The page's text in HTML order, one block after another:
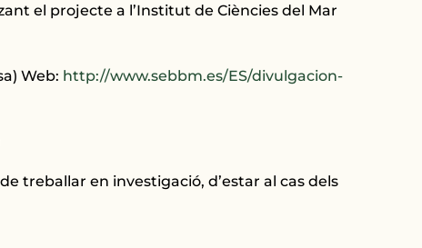
el projecte a l’Institut de Ciències del Mar
Web: http://www.sebbm.es/ES/divulgacion-
treballar en investigació, d’estar al cas dels